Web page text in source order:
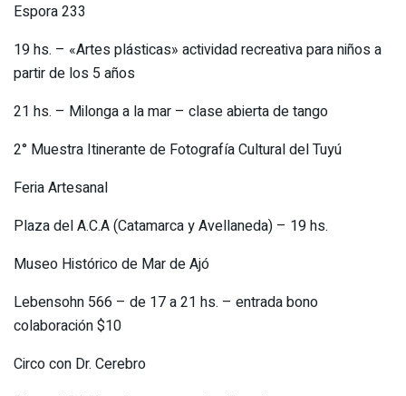
Espora 233
19 hs. – «Artes plásticas» actividad recreativa para niños a
partir de los 5 años
21 hs. – Milonga a la mar – clase abierta de tango
2° Muestra Itinerante de Fotografía Cultural del Tuyú
Feria Artesanal
Plaza del A.C.A (Catamarca y Avellaneda) – 19 hs.
Museo Histórico de Mar de Ajó
Lebensohn 566 – de 17 a 21 hs. – entrada bono
colaboración $10
Circo con Dr. Cerebro